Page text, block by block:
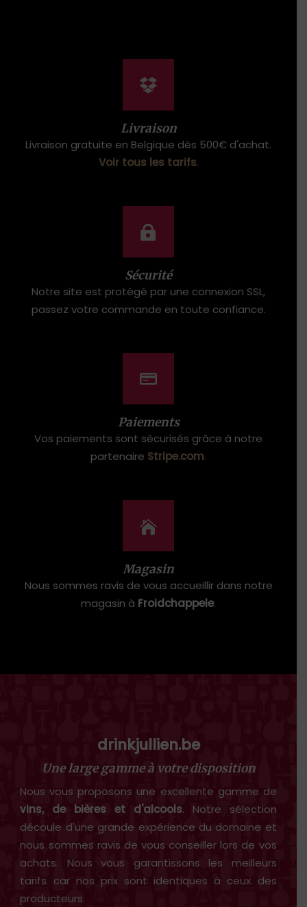
Livraison
Livraison gratuite en Belgique dès 500€ d'achat.
Voir tous les tarifs.
Sécurité
Notre site est protégé par une connexion SSL,
passez votre commande en toute confiance.
Paiements
Vos paiements sont sécurisés grâce à notre
partenaire Stripe.com.
Magasin
Nous sommes ravis de vous accueillir dans notre
magasin à Froidchappele.
drinkjullien.be
Une large gamme à votre disposition
Nous vous proposons une excellente gamme de
vins, de bières et d'alcools. Notre sélection
découle d'une grande expérience du domaine et
nous sommes ravis de vous conseiller lors de vos
achats. Nous vous garantissons les meilleurs
tarifs car nos prix sont identiques à ceux des
producteurs.